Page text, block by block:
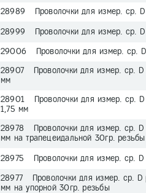
28989 Проволочки для измер. ср.
28999 Проволочки для измер. ср.
29006 Проволочки для измер. ср.
28907 Проволочки для измер. ср.
мм
28901 Проволочки для измер. ср.
1,75 мм
28978 Проволочки для измер. ср.
мм на трапецеидальной 30гр. резьбы
28975 Проволочки для измер. ср. D
28977 Проволочки для измер. ср.
мм на упорной 30гр. резьбы